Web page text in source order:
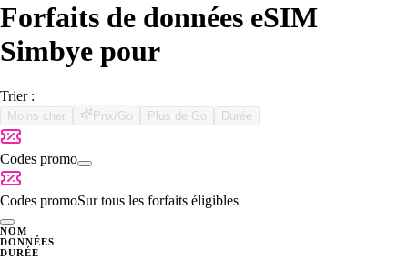
Forfaits de données eSIM
Simbye pour
Trier :
Moins cher Prix/Go Plus de Go Durée
Codes promo
Codes promoSur tous les forfaits éligibles
NOM
DONNÉES
DURÉE